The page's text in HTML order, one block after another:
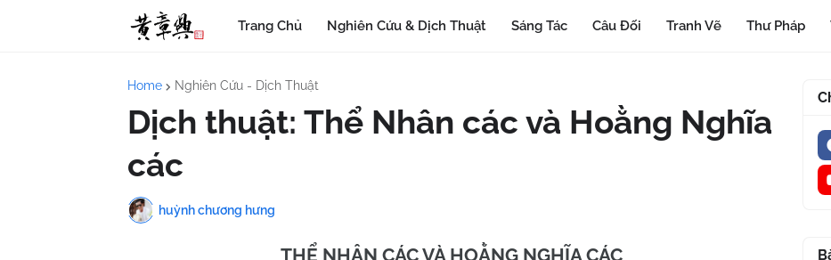
Trang Chủ Nghiên Cứu & Dịch Thuật Sáng Tác Câu Đối Tranh Vẽ Thư Pháp
Home Nghiên Cứu - Dịch Thuật
Dịch thuật: Thể Nhân các và Hoằng Nghĩa
các
huỳnh chương hưng
THỂ NHÂN CÁC VÀ HOẰNG NGHĨA CÁC